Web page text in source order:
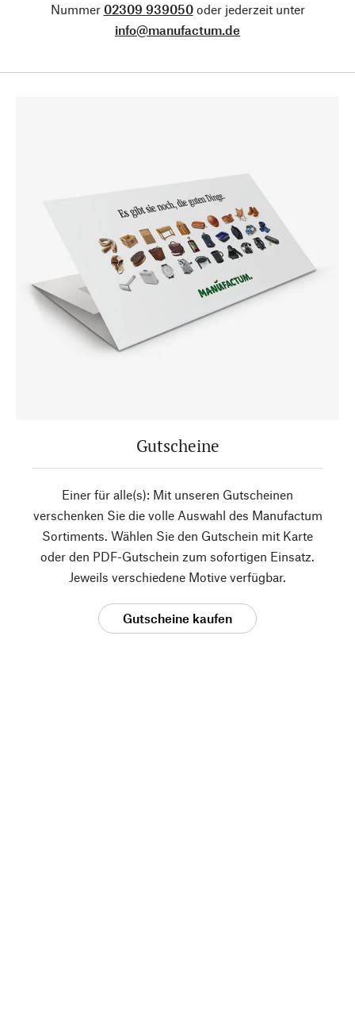
Nummer 02309 939050oder jederzeit unter
info@manufactum.de
Gutscheine
Einer für alle(s): Mit unseren Gutscheinen
verschenken Sie die volle Auswahl des Manufactum
Sortiments. Wählen Sie den Gutschein mit Karte
oder den PDF-Gutschein zum sofortigen Einsatz.
Jeweils verschiedene Motive verfügbar.
Gutscheine kaufen